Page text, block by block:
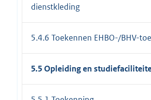
dienstkleding
5.4.6 Toekennen EHBO-/BHV-
5.5 Opleiding en